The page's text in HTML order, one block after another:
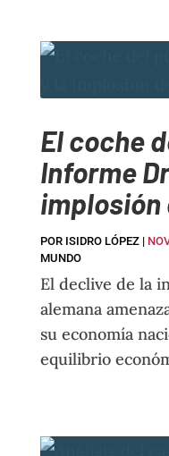
El coche
Informe
implosión
POR ISIDRO LÓPEZ|
MUNDO
El declive de la
alemana
su economía
equilibrio